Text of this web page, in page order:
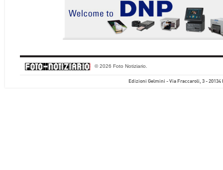
© 2026 Foto Notiziario.
Edizioni Gelmini - Via Fraccaroli, 3 - 20134